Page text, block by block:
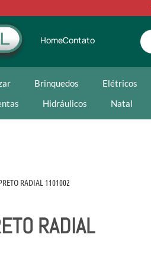
HomeContato
Brinquedos Elétricos
Hidráulicos Natal
RADIAL 1101002
RADIAL